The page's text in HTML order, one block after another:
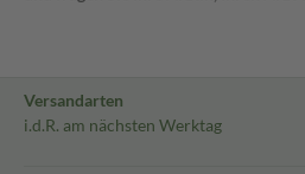
Versandarten
i.d.R. am nächsten Werktag